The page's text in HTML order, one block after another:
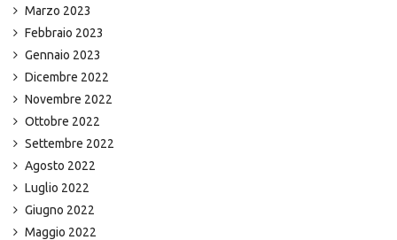
Marzo 2023
Febbraio 2023
Gennaio 2023
Dicembre 2022
Novembre 2022
Ottobre 2022
Settembre 2022
Agosto 2022
Luglio 2022
Giugno 2022
Maggio 2022